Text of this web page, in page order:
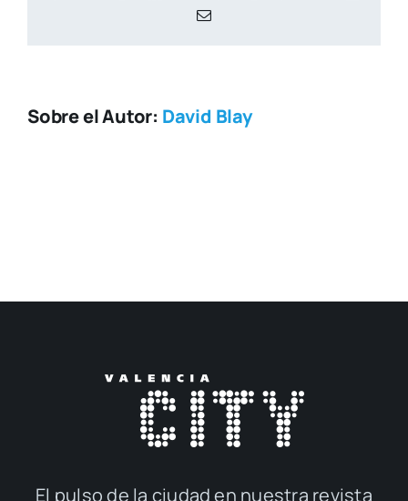
Correo
Sobre el Autor: David Blay
El pul­so de la ciu­dad en nues­tra revis­ta